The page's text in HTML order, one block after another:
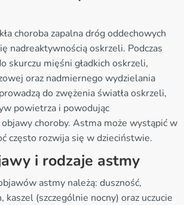
choroba zapalna dróg oddechowych
nadreaktywnością oskrzeli. Podczas
skurczu mięśni gładkich oskrzeli,
oraz nadmiernego wydzielania
do zwężenia światła oskrzeli,
powietrza i powodując
choroby. Astma może wystąpić w
często rozwija się w dzieciństwie.
i rodzaje astmy
astmy należą: duszność,
kaszel (szczególnie nocny) oraz uczucie